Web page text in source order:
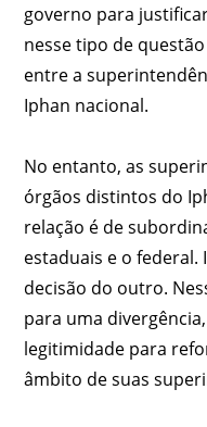
governo para
nesse tipo de
entre a
Iphan nacional.
No entanto, as
órgãos distintos do
relação é de
estaduais e o federal.
decisão do outro.
para uma
legitimidade para
âmbito de suas